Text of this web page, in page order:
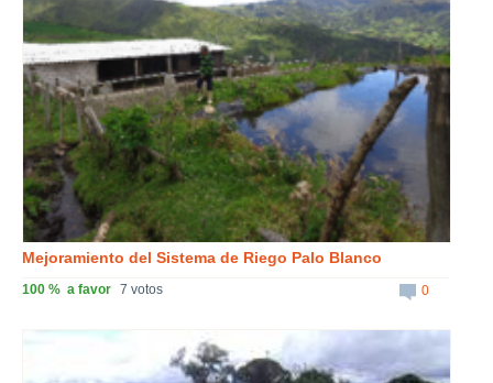
Mejoramiento del Sistema de Riego Palo Blanco
100 % a favor 7 votos 0